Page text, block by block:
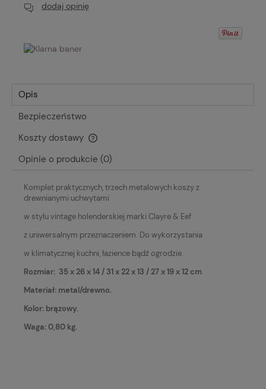
dodaj opinię
Opis
Bezpieczeństwo
Koszty dostawy
Cena nie zawiera ewentualnych kosztów płatności
Opinie o produkcie (0)
Komplet praktycznych, trzech metalowych koszy z
drewnianymi uchwytami
w stylu vintage holenderskiej marki Clayre & Eef
z uniwersalnym przeznaczeniem. Do wykorzystania
w klimatycznej kuchni, łazience bądź ogrodzie.
Rozmiar: 35 x 26 x 14 / 31 x 22 x 13 / 27 x 19 x 12 cm
Materiał: metal/drewno.
Kolor: brązowy.
Waga: 0,80 kg.